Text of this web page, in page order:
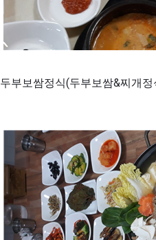
두부보쌈정식(두부보쌈&찌개정